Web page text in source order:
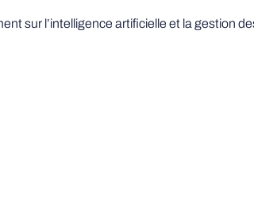
sur l’intelligence artificielle et la gestion